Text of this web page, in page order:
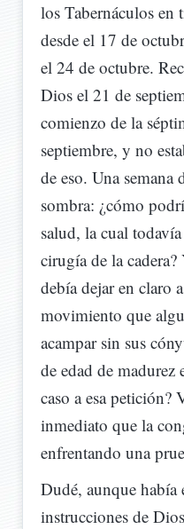
los Tabernáculos en
desde el 17 de
el 24 de octubre.
Dios el 21 de
comienzo de la
septiembre, y no
de eso. Una semana
sombra: ¿cómo
salud, la cual
cirugía de la
debía dejar en claro
movimiento que
acampar sin sus
de edad de madurez
caso a esa petición?
inmediato que la
enfrentando una
Dudé, aunque había
instrucciones de